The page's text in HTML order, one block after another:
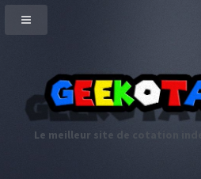
Le meilleur site de cotation